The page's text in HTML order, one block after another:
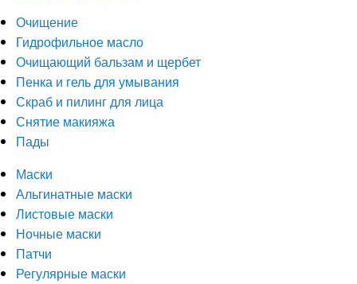
Очищение
Гидрофильное масло
Очищающий бальзам и щербет
Пенка и гель для умывания
Скраб и пилинг для лица
Снятие макияжа
Пады
Маски
Альгинатные маски
Листовые маски
Ночные маски
Патчи
Регулярные маски